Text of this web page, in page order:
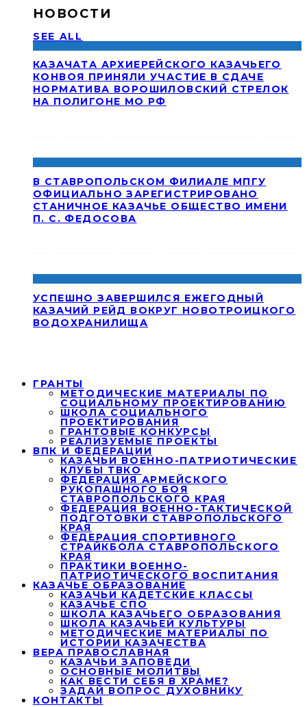
НОВОСТИ
SEE ALL
КАЗАЧАТА АРХИЕРЕЙСКОГО КАЗАЧЬЕГО
КОНВОЯ ПРИНЯЛИ УЧАСТИЕ В СДАЧЕ
НОРМАТИВА ВОРОШИЛОВСКИЙ СТРЕЛОК
НА ПОЛИГОНЕ МО РФ
В СТАВРОПОЛЬСКОМ ФИЛИАЛЕ МПГУ
ОФИЦИАЛЬНО ЗАРЕГИСТРИРОВАНО
СТАНИЧНОЕ КАЗАЧЬЕ ОБЩЕСТВО ИМЕНИ
П. С. ФЕДОСОВА
УСПЕШНО ЗАВЕРШИЛСЯ ЕЖЕГОДНЫЙ
КАЗАЧИЙ РЕЙД ВОКРУГ НОВОТРОИЦКОГО
ВОДОХРАНИЛИЩА
ГРАНТЫ
МЕТОДИЧЕСКИЕ МАТЕРИАЛЫ ПО
СОЦИАЛЬНОМУ ПРОЕКТИРОВАНИЮ
ШКОЛА СОЦИАЛЬНОГО
ПРОЕКТИРОВАНИЯ
ГРАНТОВЫЕ КОНКУРСЫ
РЕАЛИЗУЕМЫЕ ПРОЕКТЫ
ВПК И ФЕДЕРАЦИИ
КАЗАЧЬИ ВОЕННО-ПАТРИОТИЧЕСКИЕ
КЛУБЫ ТВКО
ФЕДЕРАЦИЯ АРМЕЙСКОГО
РУКОПАШНОГО БОЯ
СТАВРОПОЛЬСКОГО КРАЯ
ФЕДЕРАЦИЯ ВОЕННО-ТАКТИЧЕСКОЙ
ПОДГОТОВКИ СТАВРОПОЛЬСКОГО
КРАЯ
ФЕДЕРАЦИЯ СПОРТИВНОГО
СТРАЙКБОЛА СТАВРОПОЛЬСКОГО
КРАЯ
ПРАКТИКИ ВОЕННО-
ПАТРИОТИЧЕСКОГО ВОСПИТАНИЯ
КАЗАЧЬЕ ОБРАЗОВАНИЕ
КАЗАЧЬИ КАДЕТСКИЕ КЛАССЫ
КАЗАЧЬЕ СПО
ШКОЛА КАЗАЧЬЕГО ОБРАЗОВАНИЯ
ШКОЛА КАЗАЧЬЕЙ КУЛЬТУРЫ
МЕТОДИЧЕСКИЕ МАТЕРИАЛЫ ПО
ИСТОРИИ КАЗАЧЕСТВА
ВЕРА ПРАВОСЛАВНАЯ
КАЗАЧЬИ ЗАПОВЕДИ
ОСНОВНЫЕ МОЛИТВЫ
КАК ВЕСТИ СЕБЯ В ХРАМЕ?
ЗАДАЙ ВОПРОС ДУХОВНИКУ
КОНТАКТЫ